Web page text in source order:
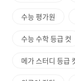
수능 평가원
수능 수학 등급 컷
메가 스터디 등급